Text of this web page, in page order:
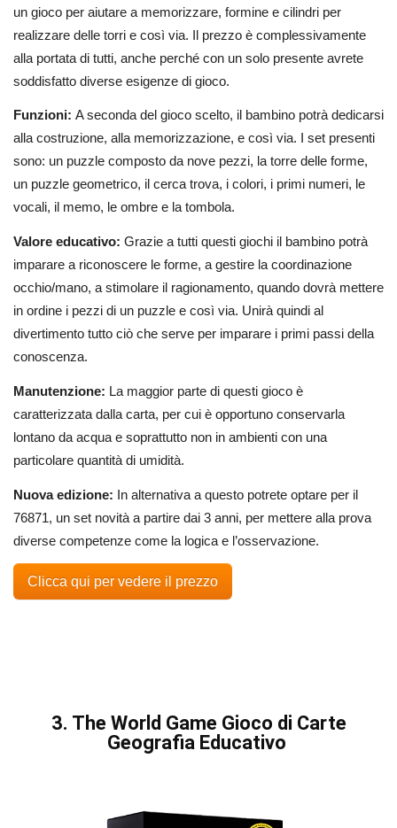
un gioco per aiutare a memorizzare, formine e cilindri per
realizzare delle torri e così via. Il prezzo è complessivamente
alla portata di tutti, anche perché con un solo presente avrete
soddisfatto diverse esigenze di gioco.
Funzioni: A seconda del gioco scelto, il bambino potrà dedicarsi
alla costruzione, alla memorizzazione, e così via. I set presenti
sono: un puzzle composto da nove pezzi, la torre delle forme,
un puzzle geometrico, il cerca trova, i colori, i primi numeri, le
vocali, il memo, le ombre e la tombola.
Valore educativo: Grazie a tutti questi giochi il bambino potrà
imparare a riconoscere le forme, a gestire la coordinazione
occhio/mano, a stimolare il ragionamento, quando dovrà mettere
in ordine i pezzi di un puzzle e così via. Unirà quindi al
divertimento tutto ciò che serve per imparare i primi passi della
conoscenza.
Manutenzione: La maggior parte di questi gioco è
caratterizzata dalla carta, per cui è opportuno conservarla
lontano da acqua e soprattutto non in ambienti con una
particolare quantità di umidità.
Nuova edizione: In alternativa a questo potrete optare per il
76871, un set novità a partire dai 3 anni, per mettere alla prova
diverse competenze come la logica e l’osservazione.
Clicca qui per vedere il prezzo
3. The World Game Gioco di Carte
Geografia Educativo